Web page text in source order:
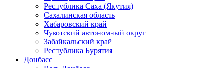
Республика Саха (Якутия)
Сахалинская область
Хабаровский край
Чукотский автономный округ
Забайкальский край
Республика Бурятия
Донбасс